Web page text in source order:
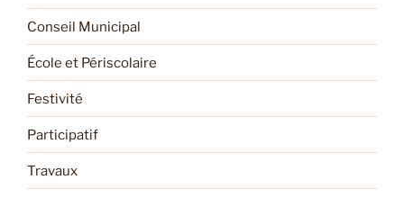
Conseil Municipal
École et Périscolaire
Festivité
Participatif
Travaux